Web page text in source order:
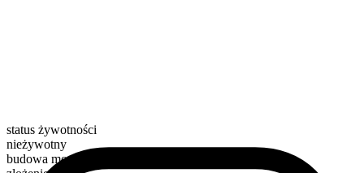
status żywotności
nieżywotny
budowa morfologiczna